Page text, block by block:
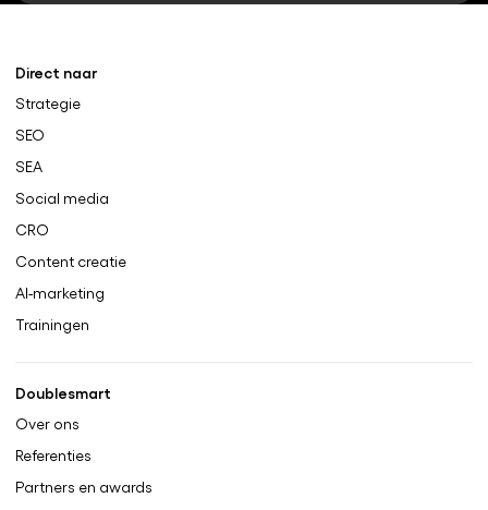
Direct naar
Strategie
SEO
SEA
Social media
CRO
Content creatie
AI-marketing
Trainingen
Doublesmart
Over ons
Referenties
Partners en awards